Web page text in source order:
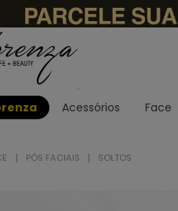
Acessórios Face
PÓS FACIAIS SOLTOS